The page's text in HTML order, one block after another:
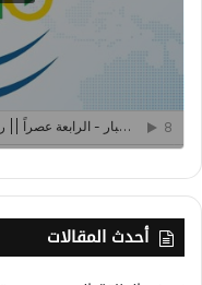
أحدث المقالات